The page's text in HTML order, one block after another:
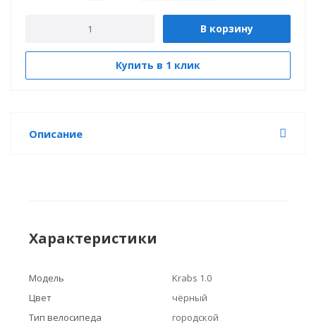
В корзину
Купить в 1 клик
Описание
Характеристики
Модель
Krabs 1.0
Цвет
чёрный
Тип велосипеда
городской